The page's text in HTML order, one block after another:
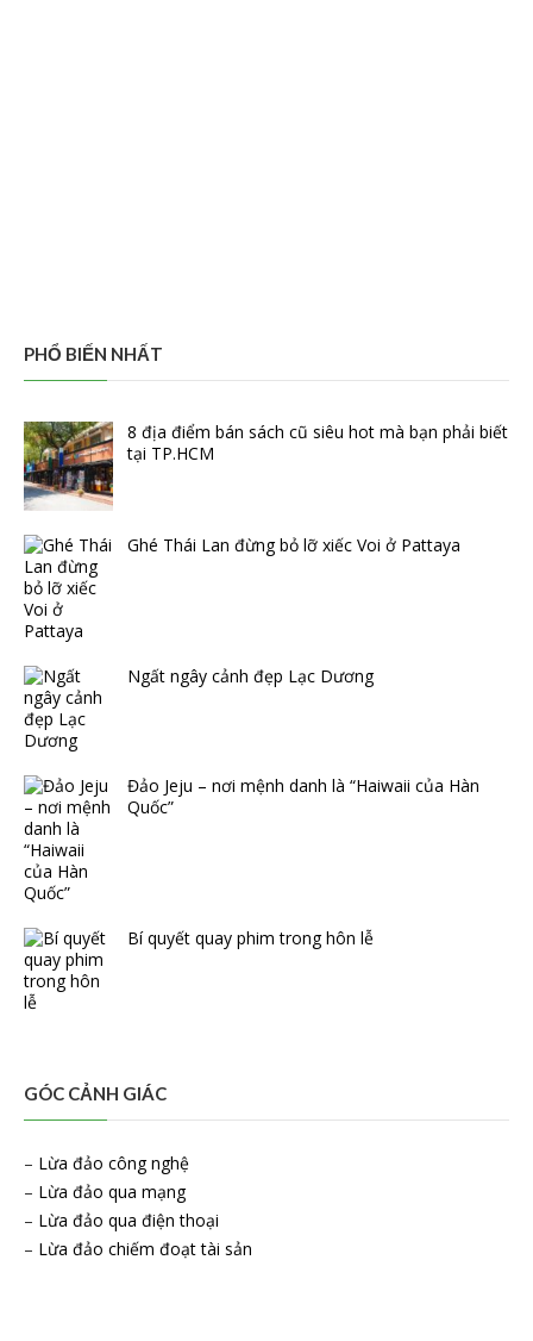
PHỔ BIẾN NHẤT
8 địa điểm bán sách cũ siêu hot mà bạn phải biết
tại TP.HCM
Ghé Thái Lan đừng bỏ lỡ xiếc Voi ở Pattaya
Ngất ngây cảnh đẹp Lạc Dương
Đảo Jeju – nơi mệnh danh là “Haiwaii của Hàn
Quốc”
Bí quyết quay phim trong hôn lễ
GÓC CẢNH GIÁC
– Lừa đảo công nghệ
– Lừa đảo qua mạng
– Lừa đảo qua điện thoại
– Lừa đảo chiếm đoạt tài sản